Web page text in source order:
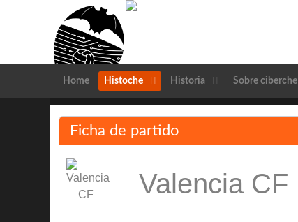
Home Histoche Historia Sobre ciberche
Ficha de partido
Valencia CF